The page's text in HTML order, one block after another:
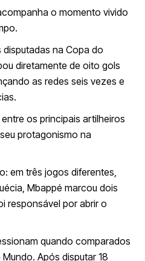
o momento vivido
na Copa do
diretamente de oito gols
as redes seis vezes e
os principais artilheiros
protagonismo na
em três jogos diferentes,
Mbappé marcou dois
responsável por abrir o
quando comparados
Após disputar 18